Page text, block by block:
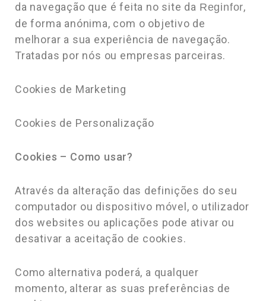
da navegação que é feita no site da Reginfor,
de forma anónima, com o objetivo de
melhorar a sua experiência de navegação.
Tratadas por nós ou empresas parceiras.
Cookies de Marketing
Cookies de Personalização
Cookies – Como usar?
Através da alteração das definições do seu
computador ou dispositivo móvel, o utilizador
dos websites ou aplicações pode ativar ou
desativar a aceitação de cookies.
Como alternativa poderá, a qualquer
momento, alterar as suas preferências de